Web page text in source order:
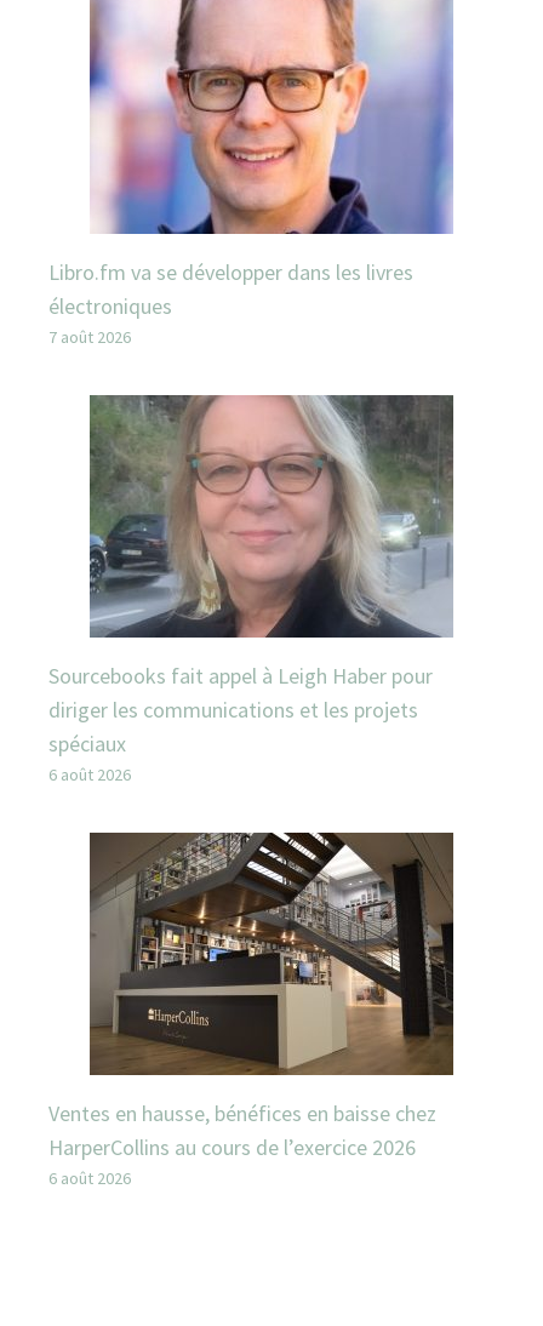
Libro.fm va se développer dans les livres
électroniques
7 août 2026
Sourcebooks fait appel à Leigh Haber pour
diriger les communications et les projets
spéciaux
6 août 2026
Ventes en hausse, bénéfices en baisse chez
HarperCollins au cours de l’exercice 2026
6 août 2026